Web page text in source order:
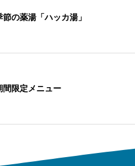
節の薬湯「ハッカ湯」
間限定メニュー